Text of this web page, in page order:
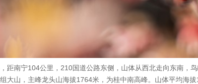
距南宁104公里，210国道公路东侧，山体从西北走向东南，
大山，主峰龙头山海拔1764米，为桂中南高峰。山体平均海